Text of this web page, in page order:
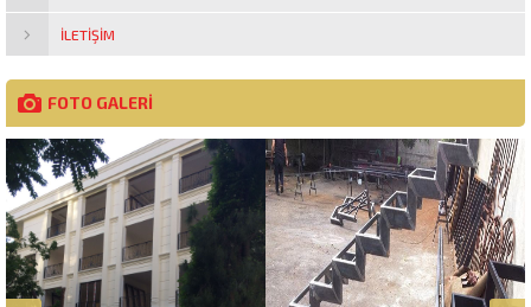
İLETIŞIM
FOTO GALERİ